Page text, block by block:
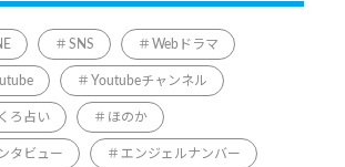
SNS Webドラマ
Youtubeチャンネル
ろ占い ほのか
タビュー エンジェルナンバー